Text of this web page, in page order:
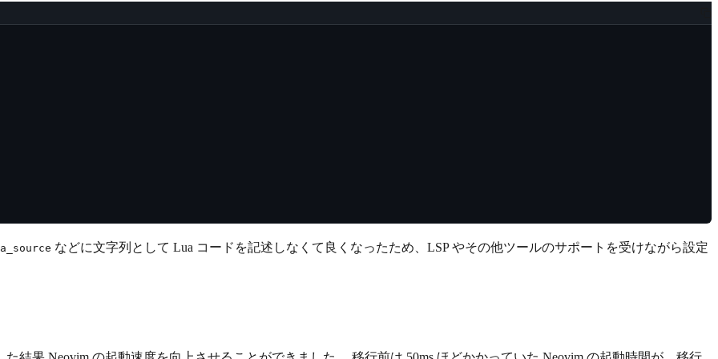
などに文字列として Lua コードを記述しなくて良くなったため、LSP やその他ツールのサポートを受けながら設定